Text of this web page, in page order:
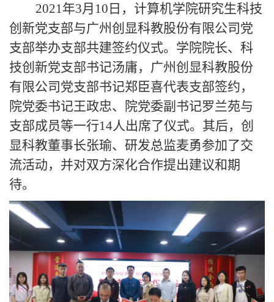
2021年3月10日，计算机学院研究生科技
创新党支部与广州创显科教股份有限公司党
支部举办支部共建签约仪式。学院院长、科
技创新党支部书记汤庸， 广州创显科教股份
有限公司 党支部书记郑臣喜代表支部签约，
院党委书记王政忠、院党委副书记罗兰苑与
支部成员等一行14人出席了仪式。其后，创
显科教董事长张瑜、研发总监麦勇参加了交
流活动，并对双方深化合作提出建议和期
待。